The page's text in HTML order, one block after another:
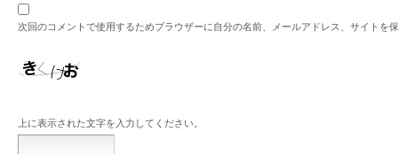
次回のコメントで使用するためブラウザーに自分の名前、メールアドレス、サイトを
上に表示された文字を入力してください。